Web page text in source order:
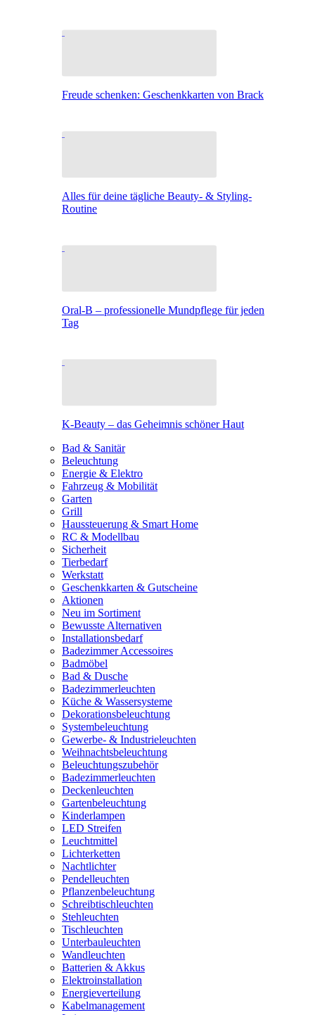
Freude schenken: Geschenkkarten von Brack
Alles für deine tägliche Beauty- & Styling-
Routine
Oral-B – professionelle Mundpflege für jeden
Tag
K-Beauty – das Geheimnis schöner Haut
Bad & Sanitär
Beleuchtung
Energie & Elektro
Fahrzeug & Mobilität
Garten
Grill
Haussteuerung & Smart Home
RC & Modellbau
Sicherheit
Tierbedarf
Werkstatt
Geschenkkarten & Gutscheine
Aktionen
Neu im Sortiment
Bewusste Alternativen
Installationsbedarf
Badezimmer Accessoires
Badmöbel
Bad & Dusche
Badezimmerleuchten
Küche & Wassersysteme
Dekorationsbeleuchtung
Systembeleuchtung
Gewerbe- & Industrieleuchten
Weihnachtsbeleuchtung
Beleuchtungszubehör
Badezimmerleuchten
Deckenleuchten
Gartenbeleuchtung
Kinderlampen
LED Streifen
Leuchtmittel
Lichterketten
Nachtlichter
Pendelleuchten
Pflanzenbeleuchtung
Schreibtischleuchten
Stehleuchten
Tischleuchten
Unterbauleuchten
Wandleuchten
Batterien & Akkus
Elektroinstallation
Energieverteilung
Kabelmanagement